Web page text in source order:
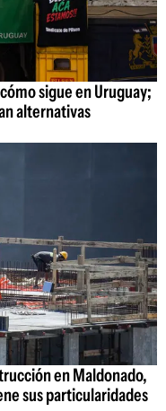
sigue en Uruguay;
alternativas
en Maldonado,
sus particularidades